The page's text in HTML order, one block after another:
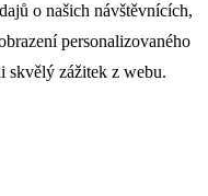
o našich návštěvnících,
personalizovaného
skvělý zážitek z webu.